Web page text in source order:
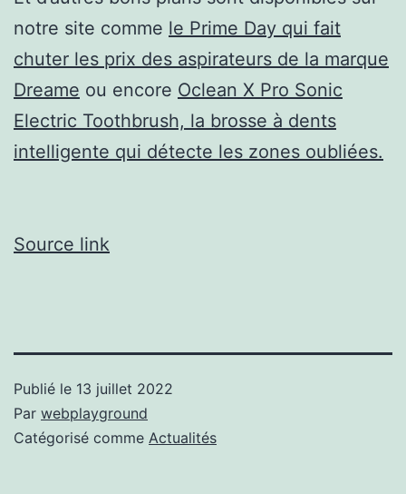
notre site comme le Prime Day qui fait
chuter les prix des aspirateurs de la marque
Dreame ou encore Oclean X Pro Sonic
Electric Toothbrush, la brosse à dents
intelligente qui détecte les zones oubliées.
Source link
Publié le 13 juillet 2022
Par webplayground
Catégorisé comme Actualités